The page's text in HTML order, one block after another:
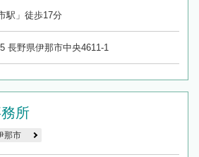
駅」徒歩17分
長野県伊那市中央4611-1
所
那市